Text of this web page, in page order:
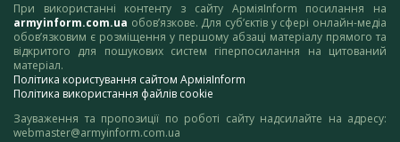
При використанні контенту з сайту АрміяInform посилання на
armyinform.com.ua обов’язкове. Для суб’єктів у сфері онлайн-медіа
обов’язковим є розміщення у першому абзаці матеріалу прямого та
відкритого для пошукових систем гіперпосилання на цитований
матеріал.
Політика користування сайтом АрміяInform
Політика використання файлів cookie
Зауваження та пропозиції по роботі сайту надсилайте на адресу:
webmaster@armyinform.com.ua